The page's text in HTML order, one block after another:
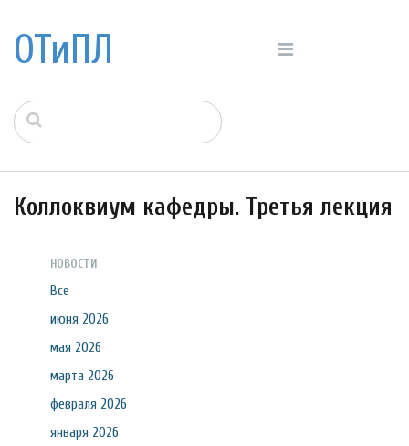
ОТиПЛ
Коллоквиум кафедры. Третья лекция
НОВОСТИ
Все
июня 2026
мая 2026
марта 2026
февраля 2026
января 2026